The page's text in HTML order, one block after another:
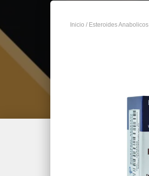
Inicio / Esteroides Anabolicos